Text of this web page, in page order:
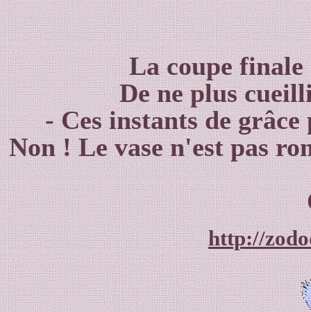
La coupe
De ne plus
- Ces instants de
Non ! Le vase n'est pas
http://